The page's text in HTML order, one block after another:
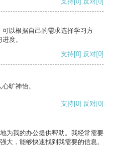
以根据自己的需求选择学习方
度。
支持[0] 反对[0]
旷神怡。
支持[0] 反对[0]
为我的办公提供帮助。我经常需要
大，能够快速找到我需要的信息。